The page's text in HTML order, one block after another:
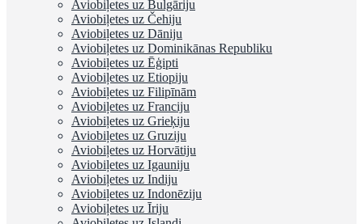
Aviobiļetes uz Bulgāriju
Aviobiļetes uz Čehiju
Aviobiļetes uz Dāniju
Aviobiļetes uz Dominikānas Republiku
Aviobiļetes uz Ēģipti
Aviobiļetes uz Etiopiju
Aviobiļetes uz Filipīnām
Aviobiļetes uz Franciju
Aviobiļetes uz Grieķiju
Aviobiļetes uz Gruziju
Aviobiļetes uz Horvātiju
Aviobiļetes uz Igauniju
Aviobiļetes uz Indiju
Aviobiļetes uz Indonēziju
Aviobiļetes uz Īriju